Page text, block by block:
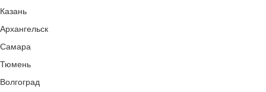
Казань
Архангельск
Самара
Тюмень
Волгоград